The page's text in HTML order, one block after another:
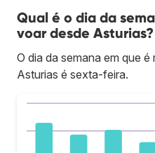
Qual é o dia da
voar desde Asturias?
O dia da semana em que
Asturias é sexta-feira.